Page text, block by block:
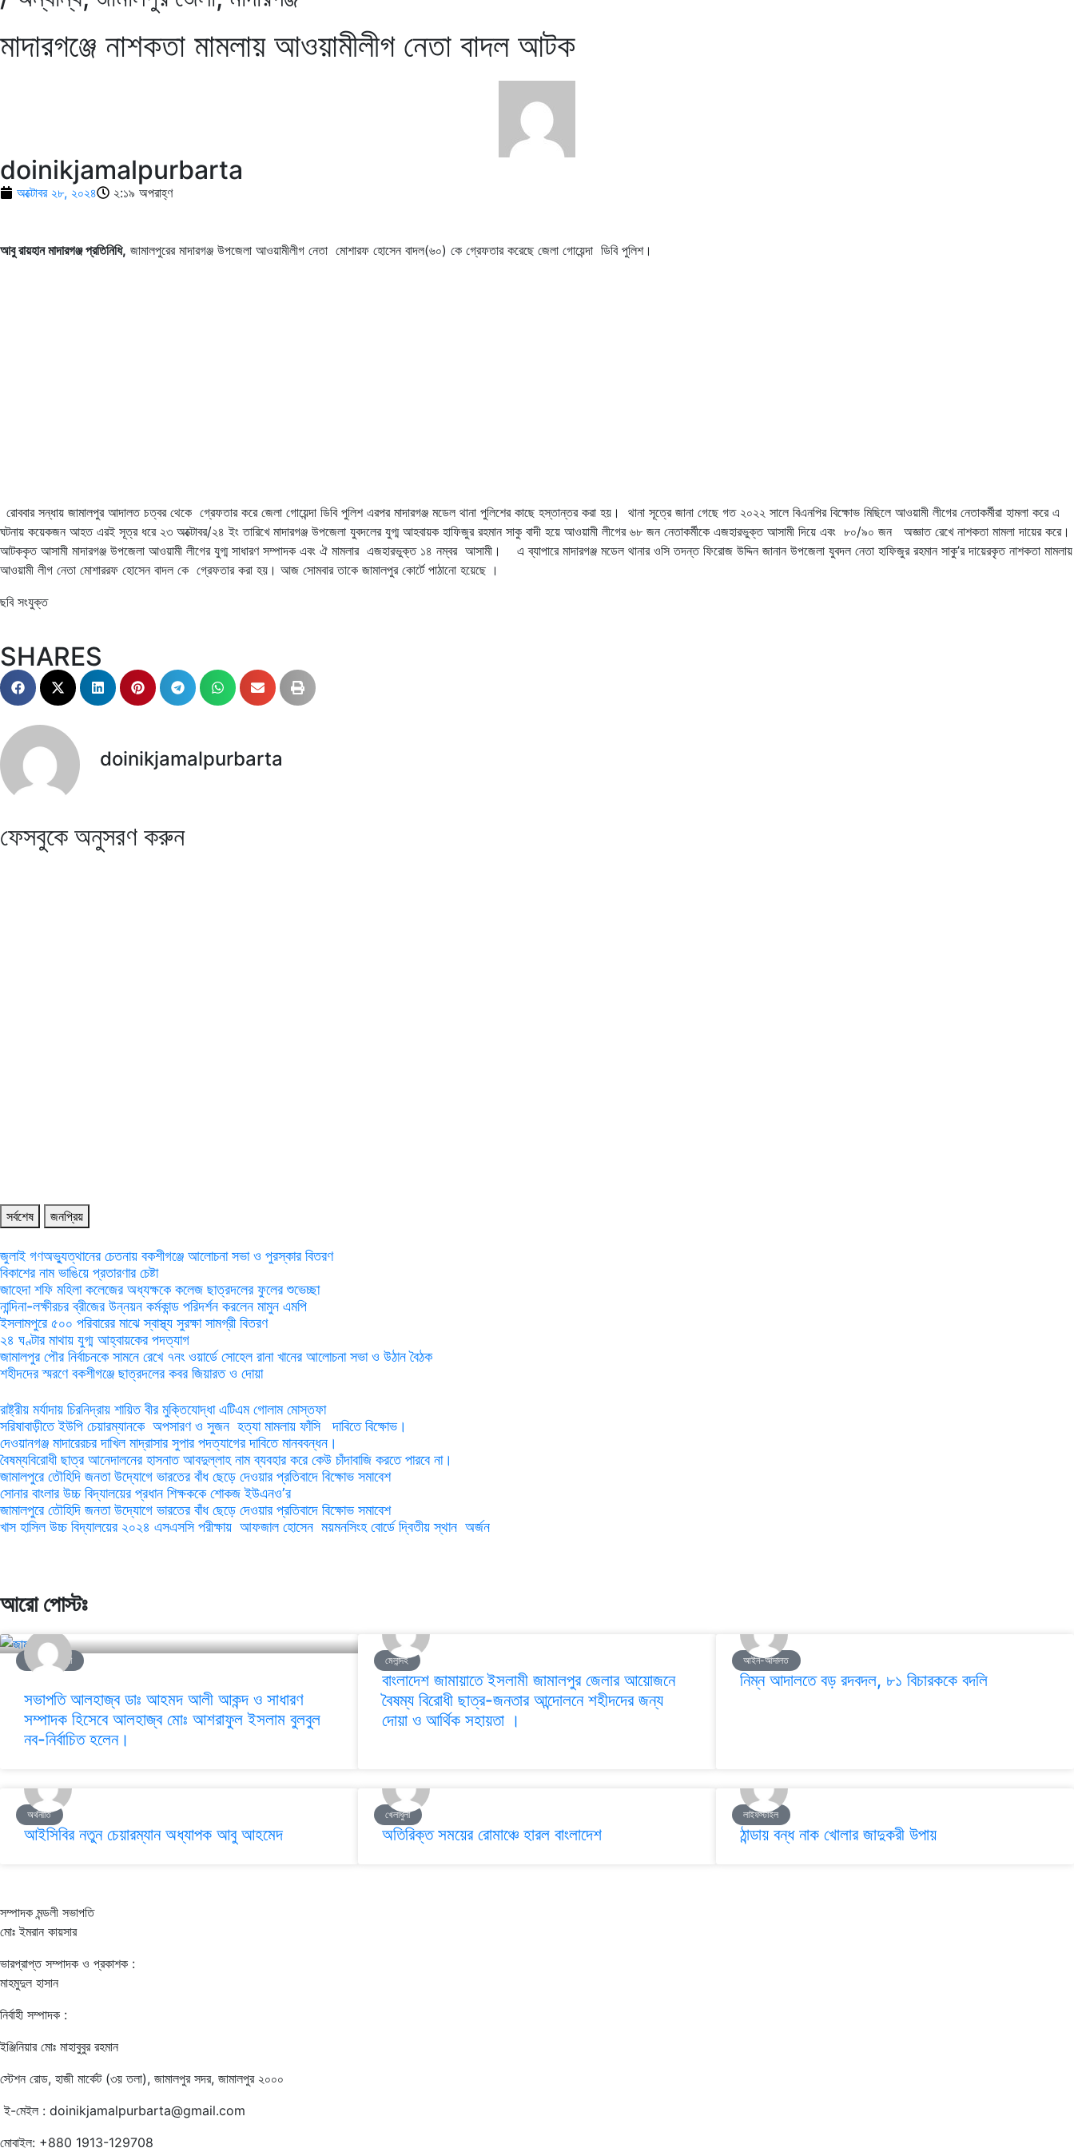
মাদারগঞ্জে নাশকতা মামলায় আওয়ামীলীগ নেতা বাদল আটক
doinikjamalpurbarta
অক্টোবর ২৮, ২০২৪ ২:১৯ অপরাহ্ণ
আবু রায়হান মাদারগঞ্জ প্রতিনিধি, জামালপুরের মাদারগঞ্জ উপজেলা আওয়ামীলীগ নেতা মোশারফ হোসেন বাদল(৬০) কে গ্রেফতার করেছে জেলা গোয়েন্দা ডিবি পুলিশ।
রোববার সন্ধায় জামালপুর আদালত চত্বর থেকে গ্রেফতার করে জেলা গোয়েন্দা ডিবি পুলিশ এরপর মাদারগঞ্জ মডেল থানা পুলিশের কাছে হস্তান্তর করা হয়। থানা সূত্রে জানা গেছে গত ২০২২ সালে বিএনপির বিক্ষোভ মিছিলে আওয়ামী লীগের নেতাকর্মীরা হামলা করে এ
ঘটনায় কয়েকজন আহত এরই সূত্র ধরে ২৩ অক্টোবর/২৪ ইং তারিখে মাদারগঞ্জ উপজেলা যুবদলের যুগ্ম আহবায়ক হাফিজুর রহমান সাকু বাদী হয়ে আওয়ামী লীগের ৬৮ জন নেতাকর্মীকে এজহারভুক্ত আসামী দিয়ে এবং ৮০/৯০ জন অজ্ঞাত রেখে নাশকতা মামলা দায়ের করে।
আটককৃত আসামী মাদারগঞ্জ উপজেলা আওয়ামী লীগের যুগ্ম সাধারণ সম্পাদক এবং ঐ মামলার এজহারভুক্ত ১৪ নম্বর আসামী। এ ব্যাপারে মাদারগঞ্জ মডেল থানার ওসি তদন্ত ফিরোজ উদ্দিন জানান উপজেলা যুবদল নেতা হাফিজুর রহমান সাকু’র দায়েরকৃত নাশকতা মামলায়
আওয়ামী লীগ নেতা মোশাররফ হোসেন বাদল কে গ্রেফতার করা হয়। আজ সোমবার তাকে জামালপুর কোর্টে পাঠানো হয়েছে ।
ছবি সংযুক্ত
SHARES
doinikjamalpurbarta
ফেসবুকে অনুসরণ করুন
সর্বশেষ জনপ্রিয়
জুলাই গণঅভ্যুত্থানের চেতনায় বকশীগঞ্জে আলোচনা সভা ও পুরস্কার বিতরণ
বিকাশের নাম ভাঙিয়ে প্রতারণার চেষ্টা
জাহেদা শফি মহিলা কলেজের অধ্যক্ষকে কলেজ ছাত্রদলের ফুলের শুভেচ্ছা
নান্দিনা-লক্ষীরচর ব্রীজের উন্নয়ন কর্মকান্ড পরিদর্শন করলেন মামুন এমপি
ইসলামপুরে ৫০০ পরিবারের মাঝে স্বাস্থ্য সুরক্ষা সামগ্রী বিতরণ
২৪ ঘণ্টার মাথায় যুগ্ম আহ্বায়কের পদত্যাগ
জামালপুর পৌর নির্বাচনকে সামনে রেখে ৭নং ওয়ার্ডে সোহেল রানা খানের আলোচনা সভা ও উঠান বৈঠক
শহীদদের স্মরণে বকশীগঞ্জে ছাত্রদলের কবর জিয়ারত ও দোয়া
রাষ্ট্রীয় মর্যাদায় চিরনিদ্রায় শায়িত বীর মুক্তিযোদ্ধা এটিএম গোলাম মোস্তফা
সরিষাবাড়ীতে ইউপি চেয়ারম্যানকে অপসারণ ও সুজন হত্যা মামলায় ফাঁসি দাবিতে বিক্ষোভ।
দেওয়ানগঞ্জ মাদারেরচর দাখিল মাদ্রাসার সুপার পদত্যাগের দাবিতে মানববন্ধন।
বৈষম্যবিরোধী ছাত্র আনেদালনের হাসনাত আবদুল্লাহ নাম ব্যবহার করে কেউ চাঁদাবাজি করতে পারবে না।
জামালপুরে তৌহিদি জনতা উদ্যোগে ভারতের বাঁধ ছেড়ে দেওয়ার প্রতিবাদে বিক্ষোভ সমাবেশ
সোনার বাংলার উচ্চ বিদ্যালয়ের প্রধান শিক্ষককে শোকজ ইউএনও’র
জামালপুরে তৌহিদি জনতা উদ্যোগে ভারতের বাঁধ ছেড়ে দেওয়ার প্রতিবাদে বিক্ষোভ সমাবেশ
খাস হাসিল উচ্চ বিদ্যালয়ের ২০২৪ এসএসসি পরীক্ষায় আফজাল হোসেন ময়মনসিংহ বোর্ডে দ্বিতীয় স্থান অর্জন
আরো পোস্টঃ
জামালপুর জেলা
সভাপতি আলহাজ্ব ডাঃ আহমদ আলী আকন্দ ও সাধারণ
সম্পাদক হিসেবে আলহাজ্ব মোঃ আশরাফুল ইসলাম বুলবুল
নব-নির্বাচিত হলেন।
মেলান্দহ
বাংলাদেশ জামায়াতে ইসলামী জামালপুর জেলার আয়োজনে
বৈষম্য বিরোধী ছাত্র-জনতার আন্দোলনে শহীদদের জন্য
দোয়া ও আর্থিক সহায়তা ।
আইন-আদালত
নিম্ন আদালতে বড় রদবদল, ৮১ বিচারককে বদলি
অর্থনীতি
আইসিবির নতুন চেয়ারম্যান অধ্যাপক আবু আহমেদ
খেলাধুলা
অতিরিক্ত সময়ের রোমাঞ্চে হারল বাংলাদেশ
লাইফস্টাইল
ঠান্ডায় বন্ধ নাক খোলার জাদুকরী উপায়
সম্পাদক মন্ডলী সভাপতি
মোঃ ইমরান কায়সার
ভারপ্রাপ্ত সম্পাদক ও প্রকাশক :
মাহমুদুল হাসান
নির্বাহী সম্পাদক :
ইঞ্জিনিয়ার মোঃ মাহাবুবুর রহমান
স্টেশন রোড, হাজী মার্কেট (৩য় তলা), জামালপুর সদর, জামালপুর ২০০০
ই-মেইল : doinikjamalpurbarta@gmail.com
মোবাইল: +880 1913-129708